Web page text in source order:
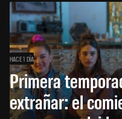
HACE 1 DÍA
Primera
extrañar: el